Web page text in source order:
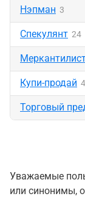
Нэпман 3
Спекулянт 24
Купи-продай 4
Торговый
Уважаемые
или синонимы,